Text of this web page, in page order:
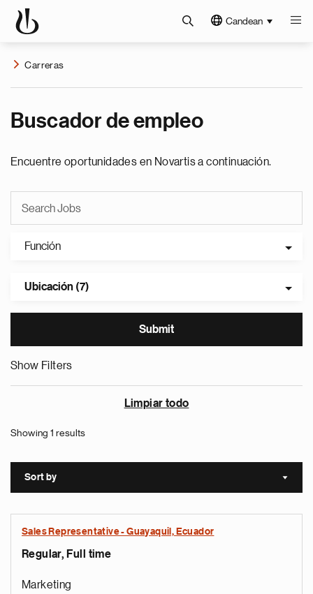
Candean
Carreras
Buscador de empleo
Encuentre oportunidades en Novartis a continuación.
Función
Ubicación (7)
Show Filters
Limpiar todo
Showing 1 results
Sort by Sort
Sales Representative - Guayaquil, Ecuador
Regular, Full time
Marketing